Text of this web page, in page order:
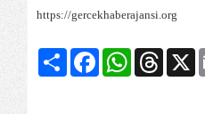
https://gercekhaberajansi.org
Share FacebookWhatsApp X